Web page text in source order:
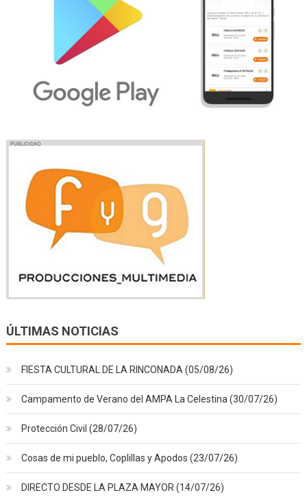
ÚLTIMAS NOTICIAS
FIESTA CULTURAL DE LA RINCONADA (05/08/26)
Campamento de Verano del AMPA La Celestina (30/07/26)
Protección Civil (28/07/26)
Cosas de mi pueblo, Coplillas y Apodos (23/07/26)
DIRECTO DESDE LA PLAZA MAYOR (14/07/26)